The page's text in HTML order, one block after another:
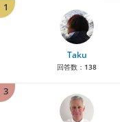
1
Taku
回答数： 138
3